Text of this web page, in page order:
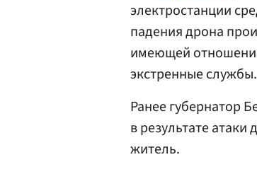
электростанции
падения дрона
имеющей
экстренные службы.
Ранее губернатор
в результате
житель.